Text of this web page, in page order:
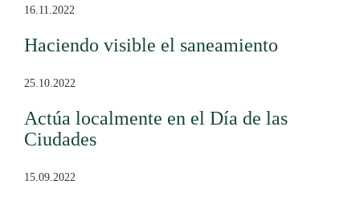
16.11.2022
Haciendo visible el saneamiento
25.10.2022
Actúa localmente en el Día de las
Ciudades
15.09.2022